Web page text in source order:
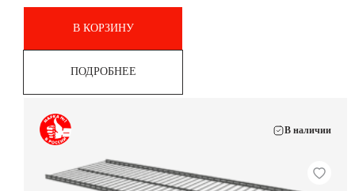
В КОРЗИНУ
ПОДРОБНЕЕ
В наличии